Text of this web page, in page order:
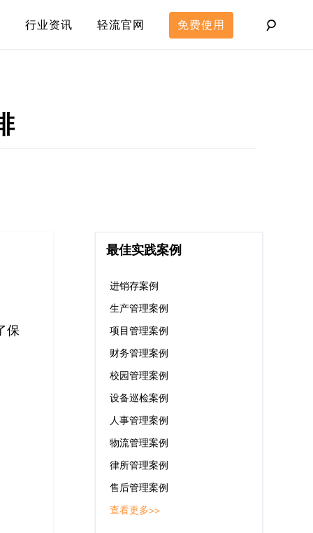
行业资讯 轻流官网 免费使用
保
最佳实践案例
进销存案例
生产管理案例
项目管理案例
财务管理案例
校园管理案例
设备巡检案例
人事管理案例
物流管理案例
律所管理案例
售后管理案例
查看更多>>